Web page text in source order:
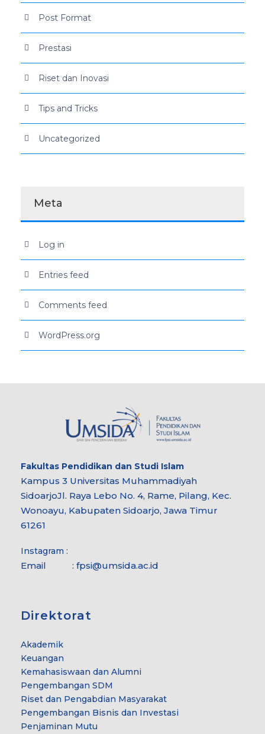
Post Format
Prestasi
Riset dan Inovasi
Tips and Tricks
Uncategorized
Meta
Log in
Entries feed
Comments feed
WordPress.org
Fakultas Pendidikan dan Studi Islam
Kampus 3 Universitas Muhammadiyah
SidoarjoJl. Raya Lebo No. 4, Rame, Pilang, Kec.
Wonoayu, Kabupaten Sidoarjo, Jawa Timur
61261
Instagram :
Email : fpsi@umsida.ac.id
Direktorat
Akademik
Keuangan
Kemahasiswaan dan Alumni
Pengembangan SDM
Riset dan Pengabdian Masyarakat
Pengembangan Bisnis dan Investasi
Penjaminan Mutu